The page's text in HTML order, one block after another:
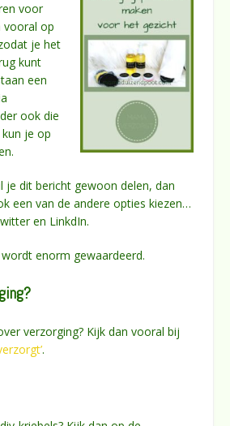
voor
vooral op
je het
kunt
een
ook die
je op
je dit bericht gewoon delen, dan
een van de andere opties kiezen…
en LinkdIn.
enorm gewaardeerd.
verzorging? Kijk dan vooral bij
.